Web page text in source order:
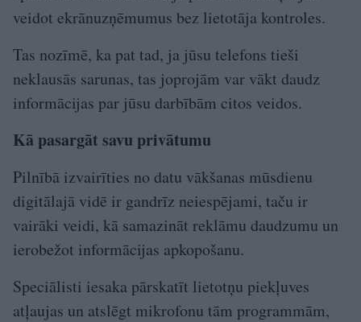
veidot ekrānuzņēmumus bez lietotāja kontroles.
Tas nozīmē, ka pat tad, ja jūsu telefons tieši
neklausās sarunas, tas joprojām var vākt daudz
informācijas par jūsu darbībām citos veidos.
Kā pasargāt savu privātumu
Pilnībā izvairīties no datu vākšanas mūsdienu
digitālajā vidē ir gandrīz neiespējami, taču ir
vairāki veidi, kā samazināt reklāmu daudzumu un
ierobežot informācijas apkopošanu.
Speciālisti iesaka pārskatīt lietotņu piekļuves
atļaujas un atslēgt mikrofonu tām programmām,